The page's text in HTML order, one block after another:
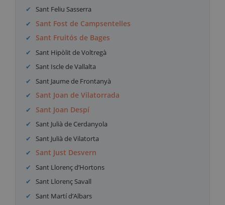
Sant Feliu Sasserra
Sant Fost de Campsentelles
Sant Fruitós de Bages
Sant Hipòlit de Voltregà
Sant Iscle de Vallalta
Sant Jaume de Frontanyà
Sant Joan de Vilatorrada
Sant Joan Despí
Sant Julià de Cerdanyola
Sant Julià de Vilatorta
Sant Just Desvern
Sant Llorenç d’Hortons
Sant Llorenç Savall
Sant Martí d’Albars